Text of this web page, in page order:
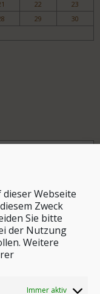
Webseite
Zweck
Sie bitte
der Nutzung
Weitere
Immer aktiv
22
23
29
30